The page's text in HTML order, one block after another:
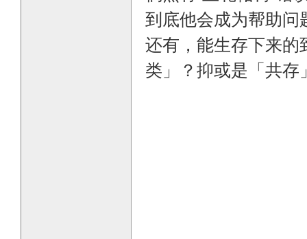
到底他会成为帮助问
还有，能生存下来的
类」？抑或是「共存